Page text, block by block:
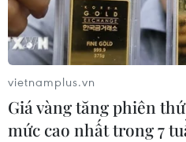
vietnamplus.vn
Giá vàng tăng phiên
mức cao nhất trong 7